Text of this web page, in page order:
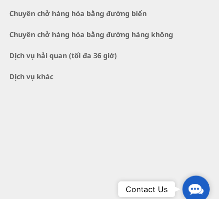
Chuyên chở hàng hóa bằng đường biển
Chuyên chở hàng hóa bằng đường hàng không
Dịch vụ hải quan (tối đa 36 giờ)
Dịch vụ khác
Contact Us